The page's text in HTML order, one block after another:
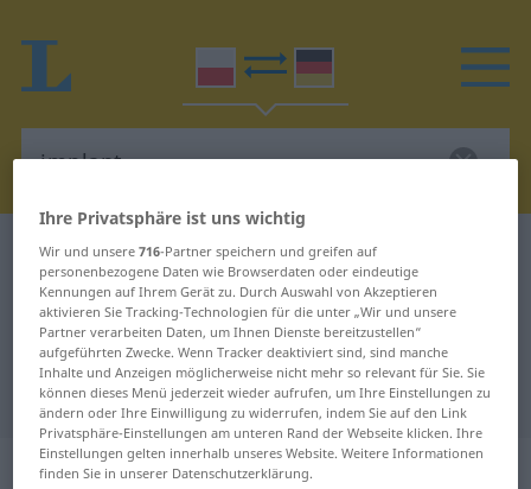
Polnisch-Deutsch Wörterbuch implant
Polnisch-Deutsch Übersetzung für
"implant"
"implant" Deutsch Übersetzung
„implant“: rodzaj męski
Ihre Privatsphäre ist uns wichtig
Wir und unsere716-Partner speichern und greifen auf
personenbezogene Daten wie Browserdaten oder eindeutige
Kennungen auf Ihrem Gerät zu. Durch Auswahl von Akzeptieren
aktivieren Sie Tracking-Technologien für die unter „Wir und unsere
Partner verarbeiten Daten, um Ihnen Dienste bereitzustellen“
aufgeführten Zwecke. Wenn Tracker deaktiviert sind, sind manche
Inhalte und Anzeigen möglicherweise nicht mehr so relevant für Sie. Sie
können dieses Menü jederzeit wieder aufrufen, um Ihre Einstellungen zu
ändern oder Ihre Einwilligung zu widerrufen, indem Sie auf den Link
Privatsphäre-Einstellungen am unteren Rand der Webseite klicken. Ihre
Einstellungen gelten innerhalb unseres Website. Weitere Informationen
finden Sie in unserer Datenschutzerklärung.